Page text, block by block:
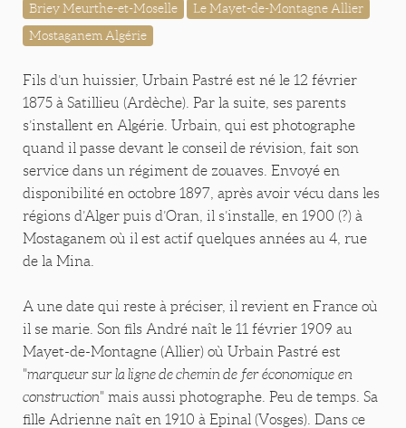
Briey Meurthe-et-Moselle
Le Mayet-de-Montagne Allier
Mostaganem Algérie
Fils d’un huissier, Urbain Pastré est né le 12 février
1875 à Satillieu (Ardèche). Par la suite, ses parents
s’installent en Algérie. Urbain, qui est photographe
quand il passe devant le conseil de révision, fait son
service dans un régiment de zouaves. Envoyé en
disponibilité en octobre 1897, après avoir vécu dans les
régions d’Alger puis d’Oran, il s’installe, en 1900 (?) à
Mostaganem où il est actif quelques années au 4, rue
de la Mina.
A une date qui reste à préciser, il revient en France où
il se marie. Son fils André naît le 11 février 1909 au
Mayet-de-Montagne (Allier) où Urbain Pastré est
"marqueur sur la ligne de chemin de fer économique en
construction" mais aussi photographe. Peu de temps. Sa
fille Adrienne naît en 1910 à Epinal (Vosges). Dans ce